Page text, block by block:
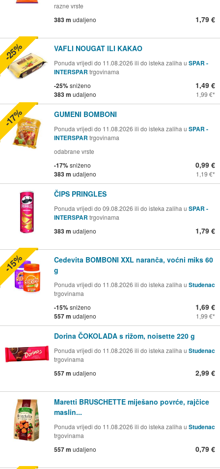
razne vrste
383 m udaljeno 1,79 €
VAFLI NOUGAT ILI KAKAO
Ponuda vrijedi do 11.08.2026 ili do isteka zaliha u SPAR -
INTERSPAR trgovinama
-25%sniženo
383 m udaljeno
1,49 €
1,99 €
-25%
GUMENI BOMBONI
Ponuda vrijedi do 11.08.2026 ili do isteka zaliha u SPAR -
INTERSPAR trgovinama
odabrane vrste
-17%sniženo
383 m udaljeno
0,99 €
1,19 €
-17%
ČIPS PRINGLES
Ponuda vrijedi do 09.08.2026 ili do isteka zaliha u SPAR -
INTERSPAR trgovinama
383 m udaljeno 1,79 €
Cedevita BOMBONI XXL naranča, voćni miks 60
g
Ponuda vrijedi do 11.08.2026 ili do isteka zaliha u Studenac
trgovinama
-15%sniženo
557 m udaljeno
1,69 €
1,99 €
-15%
Dorina ČOKOLADA s rižom, noisette 220 g
Ponuda vrijedi do 11.08.2026 ili do isteka zaliha u Studenac
trgovinama
557 m udaljeno 2,99 €
Maretti BRUSCHETTE miješano povrće, rajčice
maslin...
Ponuda vrijedi do 11.08.2026 ili do isteka zaliha u Studenac
trgovinama
557 m udaljeno 0,79 €